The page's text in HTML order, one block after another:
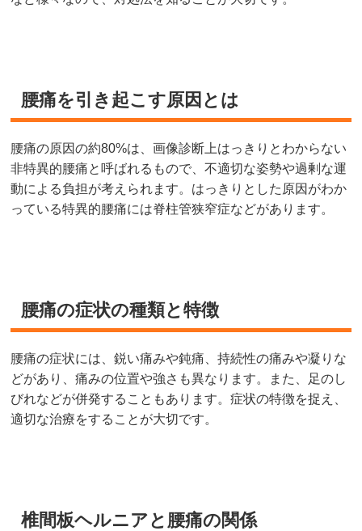
腰痛を引き起こす原因とは
腰痛の原因の約80%は、画像診断上はっきりとわからない
非特異的腰痛と呼ばれるもので、不適切な姿勢や過剰な運
動による負担が考えられます。はっきりとした原因がわか
っている特異的腰痛には脊柱管狭窄症などがあります。
腰痛の症状の種類と特徴
腰痛の症状には、鋭い痛みや鈍痛、持続性の痛みや凝りな
どがあり、痛みの位置や強さも異なります。また、足のし
びれなどが併発することもあります。症状の特徴を捉え、
適切な治療をすることが大切です。
椎間板ヘルニアと腰痛の関係